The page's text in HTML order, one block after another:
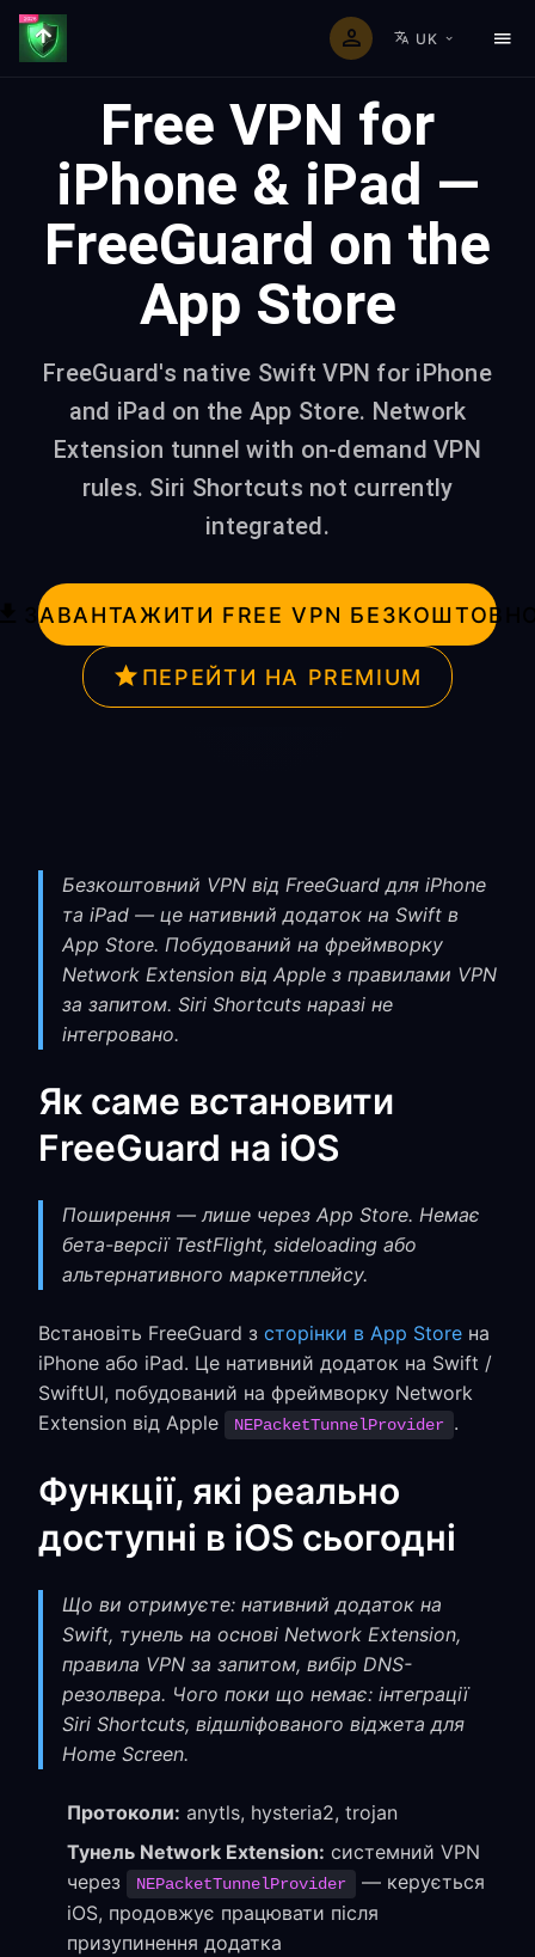
UK
Free VPN for
iPhone & iPad —
FreeGuard on the
App Store
FreeGuard's native Swift VPN for iPhone
and iPad on the App Store. Network
Extension tunnel with on-demand VPN
rules. Siri Shortcuts not currently
integrated.
ЗАВАНТАЖИТИ FREE VPN
ПЕРЕЙТИ НА PREMIUM
Безкоштовний VPN від FreeGuard для iPhone
та iPad — це нативний додаток на Swift в
App Store. Побудований на фреймворку
Network Extension від Apple з правилами VPN
за запитом. Siri Shortcuts наразі не
інтегровано.
Як саме встановити
FreeGuard на iOS
Поширення — лише через App Store. Немає
бета-версії TestFlight, sideloading або
альтернативного маркетплейсу.
Встановіть FreeGuard з сторінки в App Store на
iPhone або iPad. Це нативний додаток на Swift /
SwiftUI, побудований на фреймворку Network
Extension від Apple
NEPacketTunnelProvider .
Функції, які реально
доступні в iOS сьогодні
Що ви отримуєте: нативний додаток на
Swift, тунель на основі Network Extension,
правила VPN за запитом, вибір DNS-
резолвера. Чого поки що немає: інтеграції
Siri Shortcuts, відшліфованого віджета для
Home Screen.
Протоколи: anytls, hysteria2, trojan
Тунель Network Extension: системний VPN
через
NEPacketTunnelProvider
— керується
iOS, продовжує працювати після
призупинення додатка